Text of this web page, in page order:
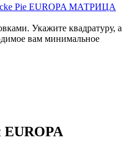
Pie EUROPA МАТРИЦА
Укажите квадратуру, а
вам минимальное
EUROPA